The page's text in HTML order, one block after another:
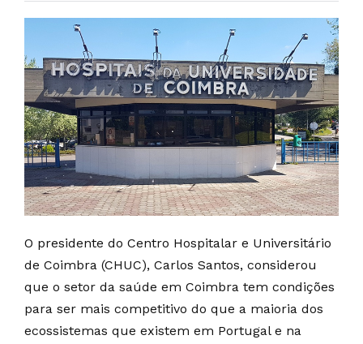
O presidente do Centro Hospitalar e Universitário
de Coimbra (CHUC), Carlos Santos, considerou
que o setor da saúde em Coimbra tem condições
para ser mais competitivo do que a maioria dos
ecossistemas que existem em Portugal e na